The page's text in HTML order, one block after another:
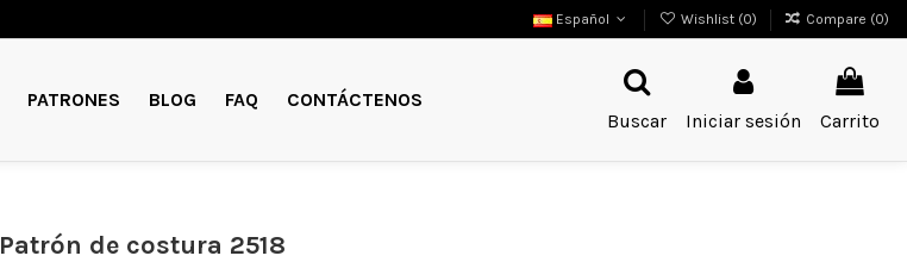
Español Wishlist (0) Compare (0)
PATRONES BLOG FAQ
CONTÁCTENOS
Buscar
Iniciar sesión Carrito
Patrón de costura 2518